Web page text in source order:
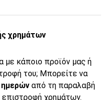
χρημάτων
με κάποιο προϊόν μας ή
του; Μπορείτε να
από τη παραλαβή
χρημάτων.